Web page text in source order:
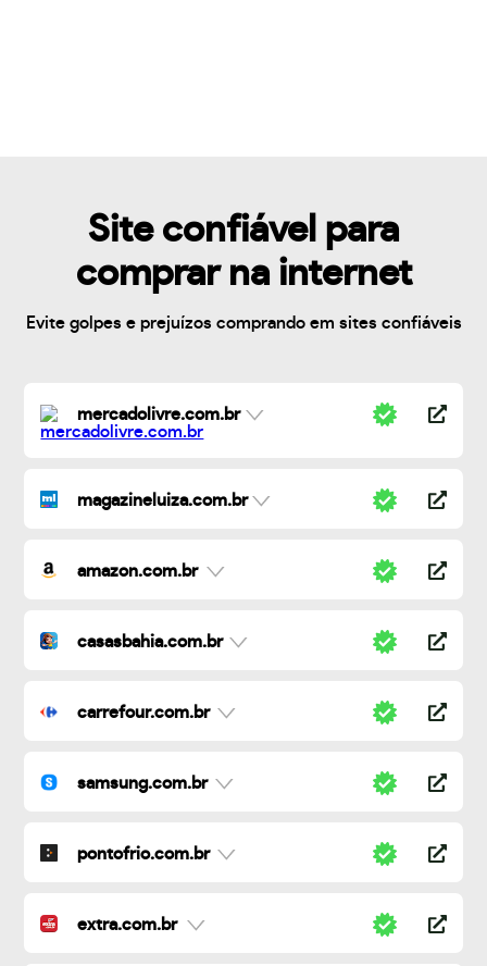
Site confiável para
comprar na internet
Evite golpes e prejuízos comprando em sites confiáveis
mercadolivre.com.br
magazineluiza.com.br
amazon.com.br
casasbahia.com.br
carrefour.com.br
samsung.com.br
pontofrio.com.br
extra.com.br